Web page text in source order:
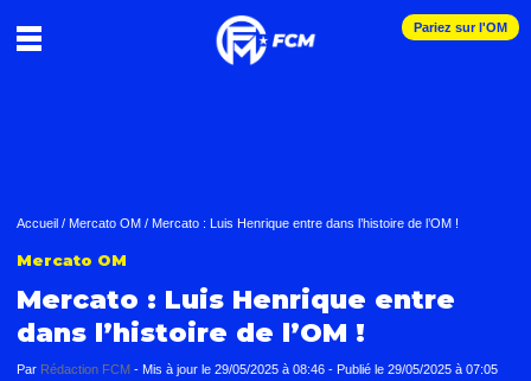
Pariez sur l'OM
Accueil / Mercato OM / Mercato : Luis Henrique entre dans l’histoire de l’OM !
Mercato OM
Mercato : Luis Henrique entre
dans l’histoire de l’OM !
Par Rédaction FCM - Mis à jour le 29/05/2025 à 08:46 - Publié le 29/05/2025 à 07:05